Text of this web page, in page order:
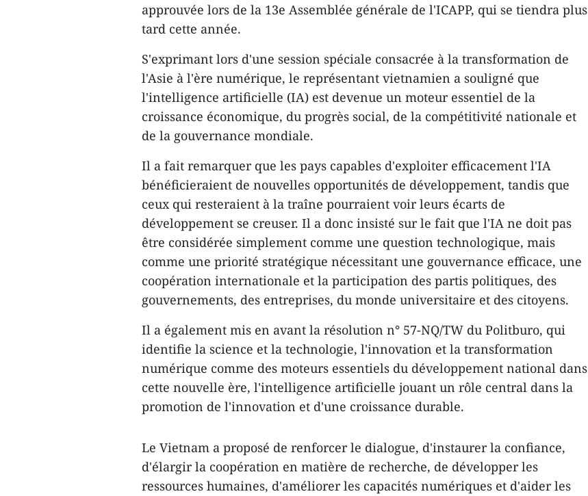
approuvée lors de la 13e Assemblée générale de l'ICAPP, qui se tiendra plus
tard cette année.
S'exprimant lors d'une session spéciale consacrée à la transformation de
l'Asie à l'ère numérique, le représentant vietnamien a souligné que
l'intelligence artificielle (IA) est devenue un moteur essentiel de la
croissance économique, du progrès social, de la compétitivité nationale et
de la gouvernance mondiale.
Il a fait remarquer que les pays capables d'exploiter efficacement l'IA
bénéficieraient de nouvelles opportunités de développement, tandis que
ceux qui resteraient à la traîne pourraient voir leurs écarts de
développement se creuser. Il a donc insisté sur le fait que l'IA ne doit pas
être considérée simplement comme une question technologique, mais
comme une priorité stratégique nécessitant une gouvernance efficace, une
coopération internationale et la participation des partis politiques, des
gouvernements, des entreprises, du monde universitaire et des citoyens.
Il a également mis en avant la résolution n° 57-NQ/TW du Politburo, qui
identifie la science et la technologie, l'innovation et la transformation
numérique comme des moteurs essentiels du développement national dans
cette nouvelle ère, l'intelligence artificielle jouant un rôle central dans la
promotion de l'innovation et d'une croissance durable.
Le Vietnam a proposé de renforcer le dialogue, d'instaurer la confiance,
d'élargir la coopération en matière de recherche, de développer les
ressources humaines, d'améliorer les capacités numériques et d'aider les